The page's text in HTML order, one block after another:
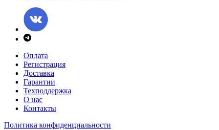
Оплата
Регистрация
Доставка
Гарантии
Техподдержка
О нас
Контакты
Политика конфиденциальности